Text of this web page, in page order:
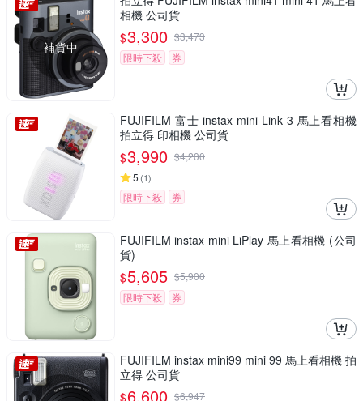
補貨中
相機 公司貨
$3,300 $3,473
限時下殺
券
FUJIFILM 富士 instax mini Link 3 馬上看相機
拍立得 印相機 公司貨
$3,990 $4,200
5 (1)
限時下殺 券
FUJIFILM instax mini LiPlay 馬上看相機 (公司
貨)
$5,605 $5,900
限時下殺
券
FUJIFILM instax mini99 mini 99 馬上看相機 拍
立得 公司貨
$6,600 $6,947